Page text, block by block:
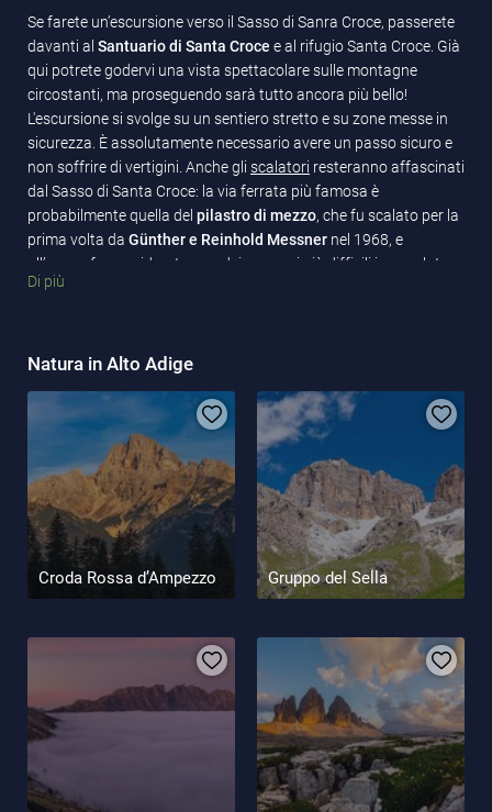
Se farete un’escursione verso il Sasso di Sanra Croce, passerete
davanti al Santuario di Santa Croce e al rifugio Santa Croce. Già
qui potrete godervi una vista spettacolare sulle montagne
circostanti, ma proseguendo sarà tutto ancora più bello!
L'escursione si svolge su un sentiero stretto e su zone messe in
sicurezza. È assolutamente necessario avere un passo sicuro e
non soffrire di vertigini. Anche gli scalatori resteranno affascinati
dal Sasso di Santa Croce: la via ferrata più famosa è
probabilmente quella del pilastro di mezzo, che fu scalato per la
prima volta da Günther e Reinhold Messner nel 1968, e
all’epoca fu considerata uno dei percorsi più difficili in assoluto.
Tuttavia, sul Sasso di Santa Croce ci sono tante altre vie di
panorama: a sud potrete vedere la
la montagna più alta delle Dolomiti. Se lasciate vagare lo
sguardo, potrete vedere il Piz Boè nel Gruppo di Sella, il Gruppo
del Puez e il Sass de Putia.
Di più
Natura in Alto Adige
Croda Rossa d’Ampezzo Gruppo del Sella